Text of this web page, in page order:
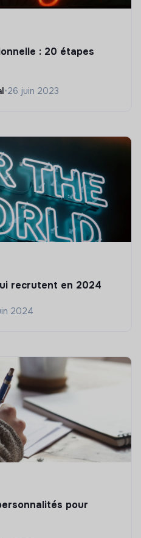
: 20 étapes
•26 juin 2023
recrutent en 2024
2024
pour